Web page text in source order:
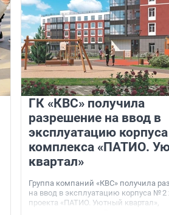
ГК «КВС» получила
разрешение на ввод в
эксплуатацию
комплекса «ПАТИО.
квартал»
Группа компаний «КВС» получила
на ввод в эксплуатацию корпуса № 2
проекта «ПАТИО. Уютный квартал»,